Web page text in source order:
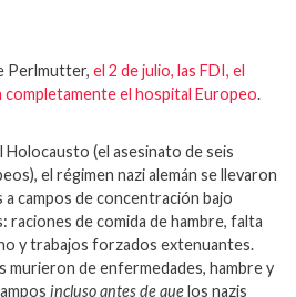
Perlmutter, el 2 de julio, las FDI, el
el hospital Europeo.
Holocausto (el asesinato de seis
el régimen nazi alemán se llevaron
campos de concentración bajo
de comida de hambre, falta
y trabajos forzados extenuantes.
murieron de enfermedades, hambre y
incluso antes de quelos nazis